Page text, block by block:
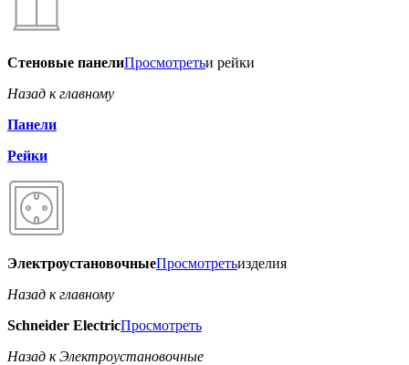
Стеновые панелиПросмотретьи рейки
Назад к главному
Панели
Рейки
ЭлектроустановочныеПросмотретьизделия
Назад к главному
Schneider ElectricПросмотреть
Назад к Электроустановочные